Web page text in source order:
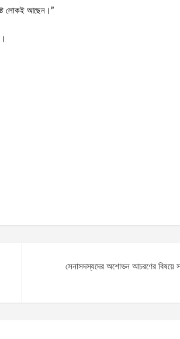
লোকই আছেন।”
সেনাসদস্যদের অশোভন আচরণের বিষয়ে